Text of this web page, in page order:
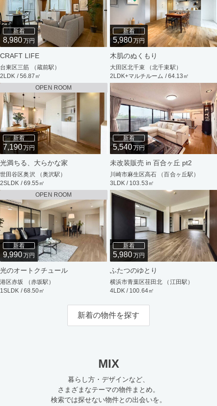
新着
8,980万円
CRAFT LIFE
台東区三筋 （蔵前駅）
2LDK / 56.87㎡
新着
5,980万円
木肌のぬくもり
大田区北千束 （北千束駅）
2LDK+マルチルーム / 64.13㎡
OPEN ROOM
新着
7,190万円
光満ちる、大らかな家
世田谷区奥沢 （奥沢駅）
2SLDK / 69.55㎡
新着
5,540万円
未改装販売 in 百合ヶ丘 pt2
川崎市麻生区高石 （百合ヶ丘駅）
3LDK / 103.53㎡
OPEN ROOM
新着
9,990万円
光のオートクチュール
港区赤坂 （赤坂駅）
1SLDK / 68.50㎡
新着
5,980万円
ふたつのゆとり
横浜市青葉区荏田北 （江田駅）
4LDK / 100.64㎡
新着の物件を探す
MIX
暮らし方・デザインなど、
さまざまなテーマの物件まとめ。
検索では探せない物件との出会いを。